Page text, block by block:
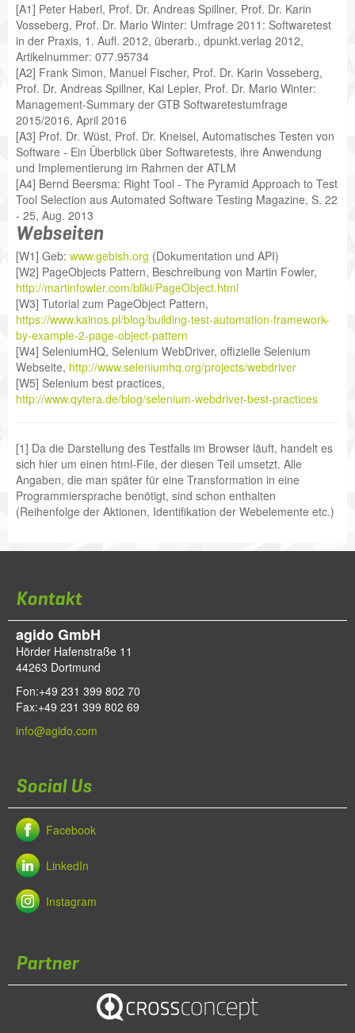
[A1] Peter Haberl, Prof. Dr. Andreas Spillner, Prof. Dr. Karin
Vosseberg, Prof. Dr. Mario Winter: Umfrage 2011: Softwaretest
in der Praxis, 1. Aufl. 2012, überarb., dpunkt.verlag 2012,
Artikelnummer: 077.95734
[A2] Frank Simon, Manuel Fischer, Prof. Dr. Karin Vosseberg,
Prof. Dr. Andreas Spillner, Kai Lepler, Prof. Dr. Mario Winter:
Management-Summary der GTB Softwaretestumfrage
2015/2016, April 2016
[A3] Prof. Dr. Wüst, Prof. Dr. Kneisel, Automatisches Testen von
Software - Ein Überblick über Softwaretests, ihre Anwendung
und Implementierung im Rahmen der ATLM
[A4] Bernd Beersma: Right Tool - The Pyramid Approach to Test
Tool Selection aus Automated Software Testing Magazine, S. 22
- 25, Aug. 2013
Webseiten
[W1] Geb: www.gebish.org (Dokumentation und API)
[W2] PageObjects Pattern, Beschreibung von Martin Fowler,
http://martinfowler.com/bliki/PageObject.html
[W3] Tutorial zum PageObject Pattern,
https://www.kainos.pl/blog/building-test-automation-framework-
by-example-2-page-object-pattern
[W4] SeleniumHQ, Selenium WebDriver, offizielle Selenium
Webseite, http://www.seleniumhq.org/projects/webdriver
[W5] Selenium best practices,
http://www.qytera.de/blog/selenium-webdriver-best-practices
[1] Da die Darstellung des Testfalls im Browser läuft, handelt es
sich hier um einen html-File, der diesen Teil umsetzt. Alle
Angaben, die man später für eine Transformation in eine
Programmiersprache benötigt, sind schon enthalten
(Reihenfolge der Aktionen, Identifikation der Webelemente etc.)
Kontakt
agido GmbH
Hörder Hafenstraße 11
44263 Dortmund
Fon:+49 231 399 802 70
Fax:+49 231 399 802 69
info@agido.com
Social Us
Facebook
LinkedIn
Instagram
Partner